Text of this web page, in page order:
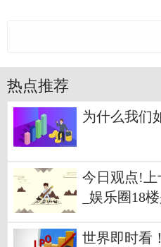
热点推荐
为什么我们
今日观点!上
_娱乐圈18
世界即时看